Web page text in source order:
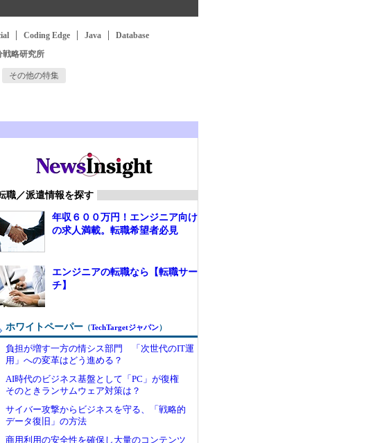
Coding Edge Java
Database
戦略研究所
その他の特集
職／派遣情報を探す
年収６００万円！エンジニア向け
の求人満載。転職希望者必見
エンジニアの転職なら【転職サー
チ】
ホワイトペーパー （TechTargetジャパン）
負担が増す一方の情シス部門 「次世代のIT運
用」への変革はどう進める？
AI時代のビジネス基盤として「PC」が復権
そのときランサムウェア対策は？
サイバー攻撃からビジネスを守る、「戦略的
データ復旧」の方法
商用利用の安全性を確保し大量のコンテンツ